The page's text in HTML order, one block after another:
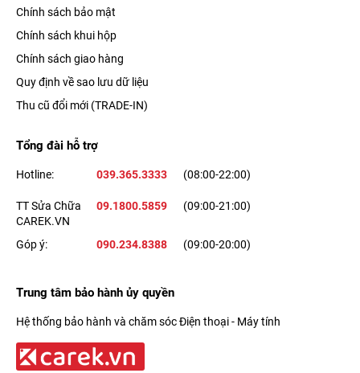
Chính sách bảo mật
Chính sách khui hộp
Chính sách giao hàng
Quy định về sao lưu dữ liệu
Thu cũ đổi mới (TRADE-IN)
Tổng đài hỗ trợ
Hotline: 039.365.3333 (08:00-22:00)
TT Sửa Chữa
CAREK.VN
09.1800.5859 (09:00-21:00)
Góp ý: 090.234.8388 (09:00-20:00)
Trung tâm bảo hành ủy quyền
Hệ thống bảo hành và chăm sóc Điện thoại - Máy tính